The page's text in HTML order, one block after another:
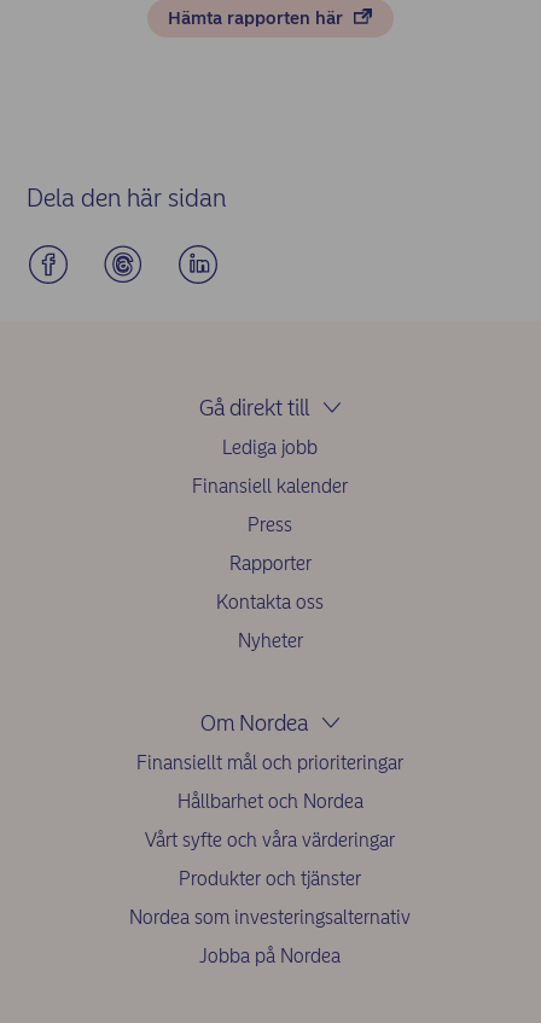
Hämta rapporten här
Dela den här sidan
Gå direkt till
Lediga jobb
Finansiell kalender
Press
Rapporter
Kontakta oss
Nyheter
Om Nordea
Finansiellt mål och prioriteringar
Hållbarhet och Nordea
Vårt syfte och våra värderingar
Produkter och tjänster
Nordea som investeringsalternativ
Jobba på Nordea